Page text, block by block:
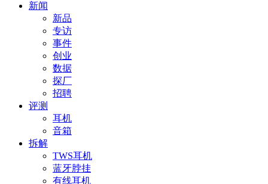
新闻
新品
专访
事件
创业
数据
探厂
招聘
评测
耳机
音箱
拆解
TWS耳机
蓝牙脖挂
有线耳机